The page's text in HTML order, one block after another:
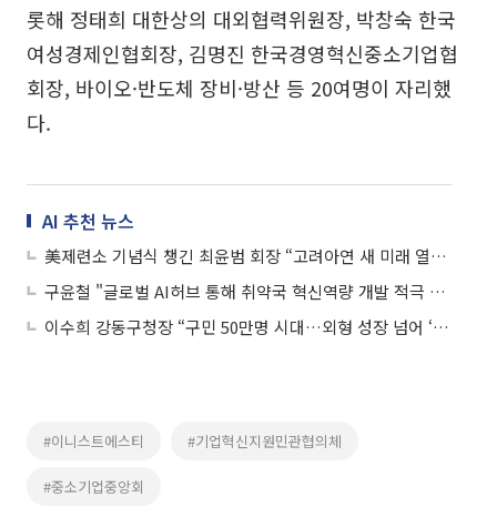
롯해 정태희 대한상의 대외협력위원장, 박창숙 한국
여성경제인협회장, 김명진 한국경영혁신중소기업협
회장, 바이오·반도체 장비·방산 등 20여명이 자리했
다.
AI 추천 뉴스
美제련소 기념식 챙긴 최윤범 회장 “고려아연 새 미래 열려...최고 핵심광물 처리 시설 구축”
구윤철 "글로벌 AI허브 통해 취약국 혁신역량 개발 적극 기여"
이수희 강동구청장 “구민 50만명 시대…외형 성장 넘어 ‘살기 좋은 곳’ 만들 것”
#이니스트에스티 #기업혁신지원민관협의체
#중소기업중앙회